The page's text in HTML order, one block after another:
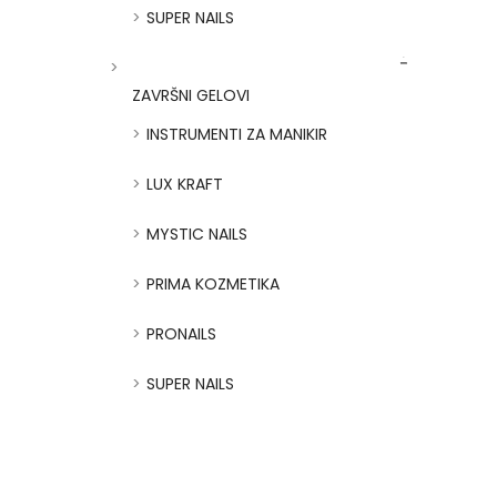
SUPER NAILS
ZAVRŠNI GELOVI
INSTRUMENTI ZA MANIKIR
LUX KRAFT
MYSTIC NAILS
PRIMA KOZMETIKA
PRONAILS
SUPER NAILS